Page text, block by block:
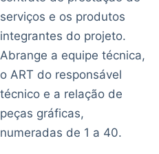
serviços e os produtos
integrantes do projeto.
Abrange a equipe técnica,
o ART do responsável
técnico e a relação de
peças gráficas,
numeradas de 1 a 40.